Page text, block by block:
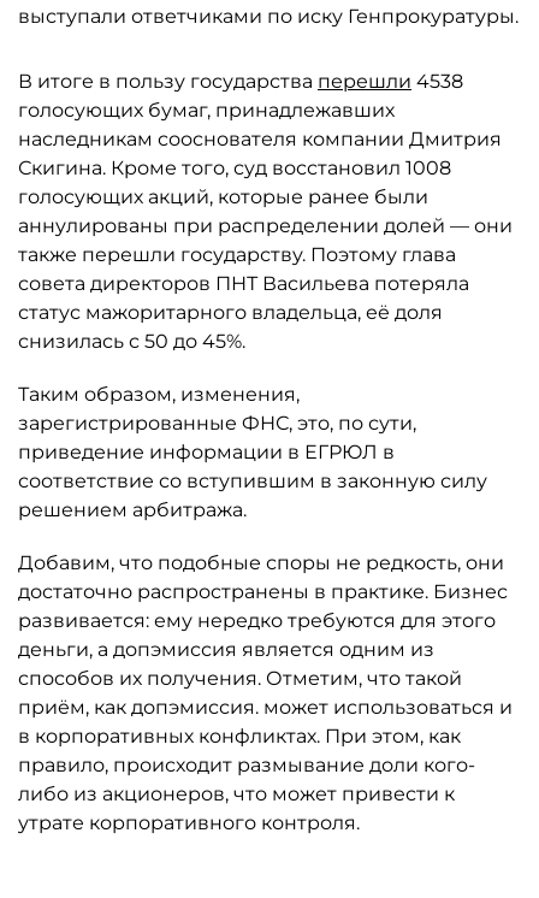
выступали ответчиками по иску Генпрокуратуры.
В итоге в пользу государства перешли 4538
голосующих бумаг, принадлежавших
наследникам сооснователя компании Дмитрия
Скигина. Кроме того, суд восстановил 1008
голосующих акций, которые ранее были
аннулированы при распределении долей — они
также перешли государству. Поэтому глава
совета директоров ПНТ Васильева потеряла
статус мажоритарного владельца, её доля
снизилась с 50 до 45%.
Таким образом, изменения,
зарегистрированные ФНС, это, по сути,
приведение информации в ЕГРЮЛ в
соответствие со вступившим в законную силу
решением арбитража.
Добавим, что подобные споры не редкость, они
достаточно распространены в практике. Бизнес
развивается: ему нередко требуются для этого
деньги, а допэмиссия является одним из
способов их получения. Отметим, что такой
приём, как допэмиссия. может использоваться и
в корпоративных конфликтах. При этом, как
правило, происходит размывание доли кого-
либо из акционеров, что может привести к
утрате корпоративного контроля.